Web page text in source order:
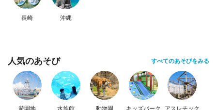
長崎 沖縄
人気のあそび すべてのあそびをみる
遊園地 水族館 動物園 キッズパーク アスレチック